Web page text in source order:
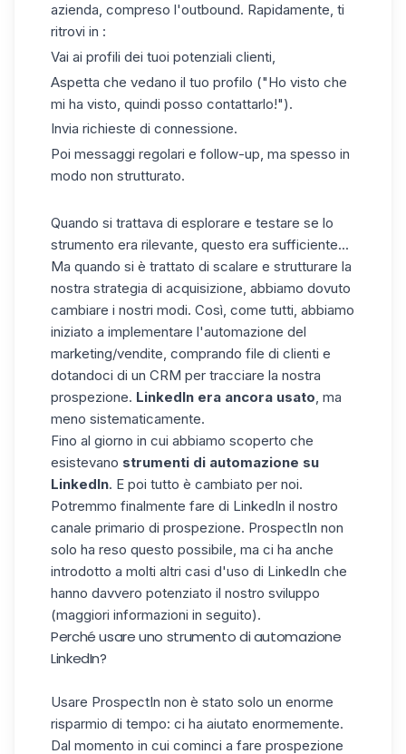
azienda, compreso l'outbound. Rapidamente, ti
ritrovi in :
Vai ai profili dei tuoi potenziali clienti,
Aspetta che vedano il tuo profilo ("Ho visto che
mi ha visto, quindi posso contattarlo!").
Invia richieste di connessione.
Poi messaggi regolari e follow-up, ma spesso in
modo non strutturato.
Quando si trattava di esplorare e testare se lo
strumento era rilevante, questo era sufficiente...
Ma quando si è trattato di scalare e strutturare la
nostra strategia di acquisizione , abbiamo dovuto
cambiare i nostri modi. Così, come tutti, abbiamo
iniziato a implementare l'automazione del
marketing/vendite, comprando file di clienti e
dotandoci di un CRM per tracciare la nostra
prospezione. LinkedIn era ancora usato , ma
meno sistematicamente.
Fino al giorno in cui abbiamo scoperto che
esistevano strumenti di automazione su
LinkedIn. E poi tutto è cambiato per noi.
Potremmo finalmente fare di LinkedIn il nostro
canale primario di prospezione. ProspectIn non
solo ha reso questo possibile , ma ci ha anche
introdotto a molti altri casi d'uso di LinkedIn che
hanno davvero potenziato il nostro sviluppo
(maggiori informazioni in seguito).
Perché usare uno strumento di automazione
LinkedIn?
Usare ProspectIn non è stato solo un enorme
risparmio di tempo: ci ha aiutato enormemente.
Dal momento in cui cominci a fare prospezione